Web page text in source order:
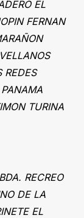
EL
FERNAN
REDES
TURINA
RECREO
DE LA
EL